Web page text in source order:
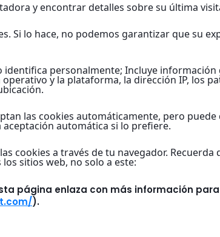
y encontrar detalles sobre su última
Si lo hace, no podemos garantizar que su
personalmente; Incluye
y la plataforma, la dirección IP, los
las cookies automáticamente, pero
automática si lo prefiere.
cookies a través de tu navegador. Recuerda
sitios web, no solo a este:
página enlaza con más información
).